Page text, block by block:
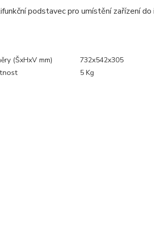
podstavec pro umístění zařízení
(ŠxHxV mm) 732x542x305
5 Kg